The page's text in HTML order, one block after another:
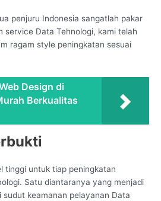
penjuru Indonesia sangatlah pakar
service Data Tehnologi, kami telah
ragam style peningkatan sesuai
Design di
Berkualitas
tinggi untuk tiap peningkatan
Satu diantaranya yang menjadi
keamanan pelayanan Data